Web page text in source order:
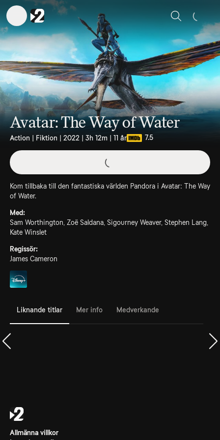
Sök
Avatar: The Way of Water
Action | Fiktion | 2022 | 3h 12m | 11 år 7.5
Kom tillbaka till den fantastiska världen Pandora i Avatar: The Way
of Water.
Med:
Sam Worthington, Zoë Saldana, Sigourney Weaver, Stephen Lang,
Kate Winslet
Regissör:
James Cameron
Liknande titlar Mer info Medverkande
Allmänna villkor